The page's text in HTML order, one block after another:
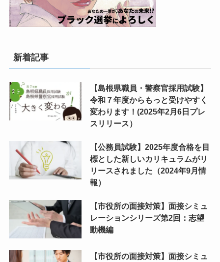
新着記事
【島根県職員・警察官採用試験】
令和７年度からもっと受けやすく
変わります！(2025年2月6日プレ
スリリース）
【公務員試験】2025年度合格を目
標とした新しいカリキュラムがリ
リースされました（2024年9月情
報）
【市役所の面接対策】面接シミュ
レーションシリーズ第2回：志望
動機編
【市役所の面接対策】面接シミュ